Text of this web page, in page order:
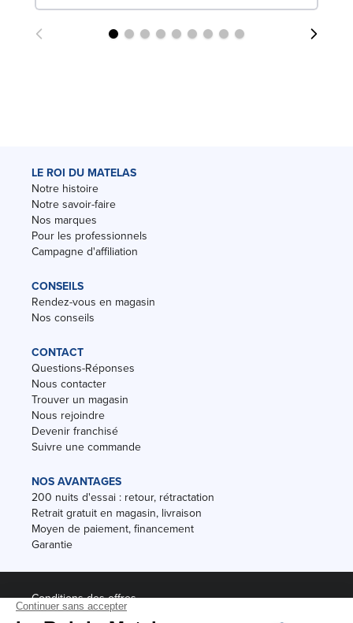
LE ROI DU MATELAS
Notre histoire
Notre savoir-faire
Nos marques
Pour les professionnels
Campagne d'affiliation
CONSEILS
Rendez-vous en magasin
Nos conseils
CONTACT
Questions-Réponses
Nous contacter
Trouver un magasin
Nous rejoindre
Devenir franchisé
Suivre une commande
NOS AVANTAGES
200 nuits d'essai : retour, rétractation
Retrait gratuit en magasin, livraison
Moyen de paiement, financement
Garantie
Conditions des offres
Black Friday